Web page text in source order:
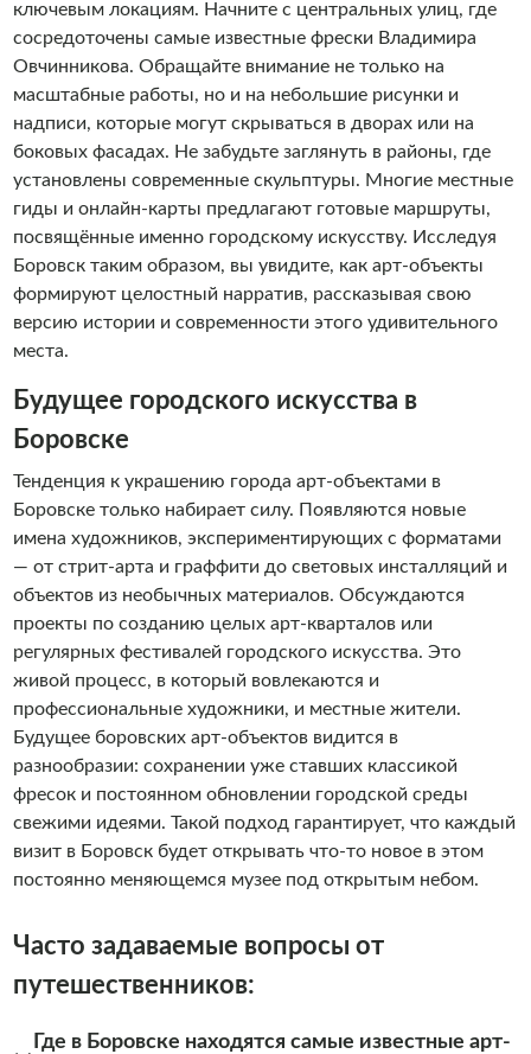
ключевым локациям. Начните с центральных улиц, где
сосредоточены самые известные фрески Владимира
Овчинникова. Обращайте внимание не только на
масштабные работы, но и на небольшие рисунки и
надписи, которые могут скрываться в дворах или на
боковых фасадах. Не забудьте заглянуть в районы, где
установлены современные скульптуры. Многие местные
гиды и онлайн-карты предлагают готовые маршруты,
посвящённые именно городскому искусству. Исследуя
Боровск таким образом, вы увидите, как арт-объекты
формируют целостный нарратив, рассказывая свою
версию истории и современности этого удивительного
места.
Будущее городского искусства в
Боровске
Тенденция к украшению города арт-объектами в
Боровске только набирает силу. Появляются новые
имена художников, экспериментирующих с форматами
— от стрит-арта и граффити до световых инсталляций и
объектов из необычных материалов. Обсуждаются
проекты по созданию целых арт-кварталов или
регулярных фестивалей городского искусства. Это
живой процесс, в который вовлекаются и
профессиональные художники, и местные жители.
Будущее боровских арт-объектов видится в
разнообразии: сохранении уже ставших классикой
фресок и постоянном обновлении городской среды
свежими идеями. Такой подход гарантирует, что каждый
визит в Боровск будет открывать что-то новое в этом
постоянно меняющемся музее под открытым небом.
Часто задаваемые вопросы от
путешественников:
Где в Боровске находятся самые известные арт-